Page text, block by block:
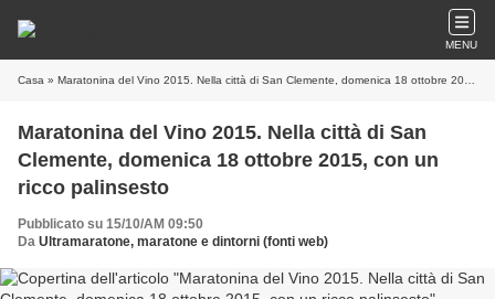
MENU
Casa » Maratonina del Vino 2015. Nella città di San Clemente, domenica 18 ottobre 2015, con un ricco palinsesto
Maratonina del Vino 2015. Nella città di San
Clemente, domenica 18 ottobre 2015, con un
ricco palinsesto
Pubblicato su 15/10/AM 09:50
Da Ultramaratone, maratone e dintorni (fonti web)